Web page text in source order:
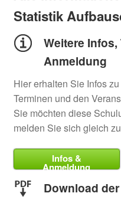
Statistik
Weitere Infos,
Anmeldung
Hier erhalten Sie Infos
Terminen und den
Sie möchten diese
melden Sie sich gleich
Infos &
Anmeldung
Download